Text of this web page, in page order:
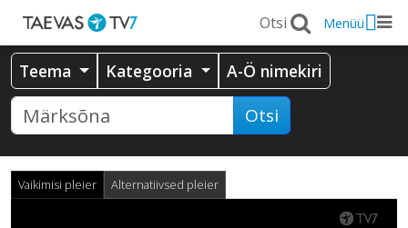
Menüü
Teema Kategooria A-Ö nimekiri
Otsi
Vaikimisi pleier Alternatiivsed pleier